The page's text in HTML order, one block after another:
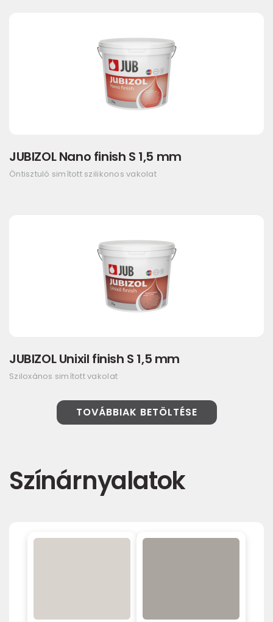
JUBIZOL Nano finish S 1,5 mm
Öntisztuló simított szilikonos vakolat
JUBIZOL Unixil finish S 1,5 mm
Sziloxános simított vakolat
TOVÁBBIAK BETÖLTÉSE
Színárnyalatok